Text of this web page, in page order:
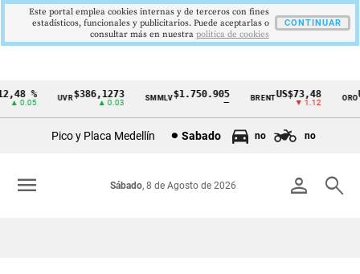
Cintillo
Colombia
%
▲ 0.05
UVR$386,1273
▲ 0.03
SMMLV$1.750.905 BRENTUS$73,48
▼ 1.12
ORO
Pico y Placa Medellín Sabado no no
person search
Sábado, 8 de Agosto de 2026
menu
Este portal emplea cookies internas y de terceros con fines
estadísticos, funcionales y publicitarios. Puede aceptarlas o
consultar más en nuestra politica de cookies
CONTINUAR